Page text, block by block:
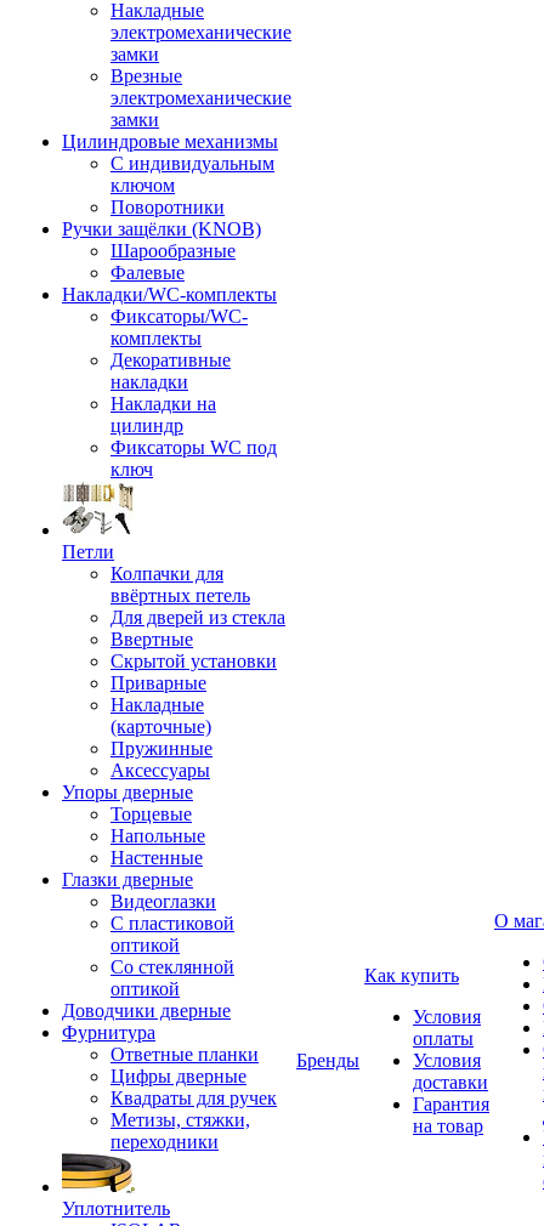
Накладные
электромеханические
замки
Врезные
электромеханические
замки
Цилиндровые механизмы
С индивидуальным
ключом
Поворотники
Ручки защёлки (KNOB)
Шарообразные
Фалевые
Накладки/WC-комплекты
Фиксаторы/WC-
комплекты
Декоративные
накладки
Накладки на
цилиндр
Фиксаторы WC под
ключ
Петли
Колпачки для
ввёртных петель
Для дверей из стекла
Ввертные
Скрытой установки
Приварные
Накладные
(карточные)
Пружинные
Аксессуары
Упоры дверные
Торцевые
Напольные
Настенные
Глазки дверные
Видеоглазки
С пластиковой
оптикой
Со стеклянной
оптикой
Доводчики дверные
Фурнитура
Ответные планки
Цифры дверные
Квадраты для ручек
Метизы, стяжки,
переходники
Уплотнитель
Бренды
Как купить
Условия
оплаты
Условия
доставки
Гарантия
на товар
О